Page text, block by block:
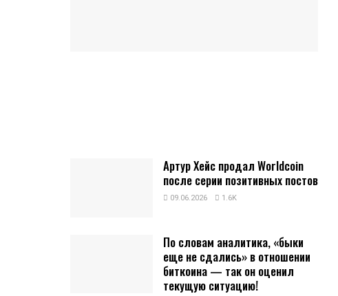
Артур Хейс продал Worldcoin
после серии позитивных постов
09.06.2026 1.6K
По словам аналитика, «быки
еще не сдались» в отношении
биткоина — так он оценил
текущую ситуацию!